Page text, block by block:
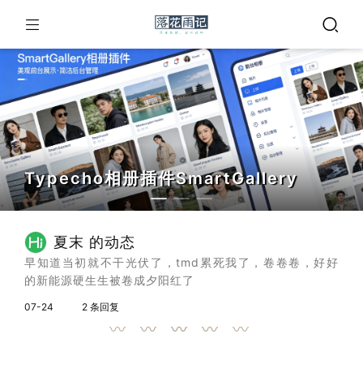
Typecho相册插件SmartGallery
夏末 的动态
早知道当初就不干光伏了，tmd累死我了，卷卷卷，好好
的新能源硬生生被卷成夕阳红了
07-24 2 条回复